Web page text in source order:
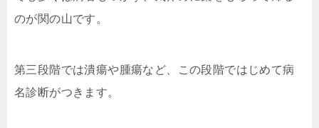
のが関の山です。
第三段階では潰瘍や腫瘍など、この段階ではじめて病
名診断がつきます。